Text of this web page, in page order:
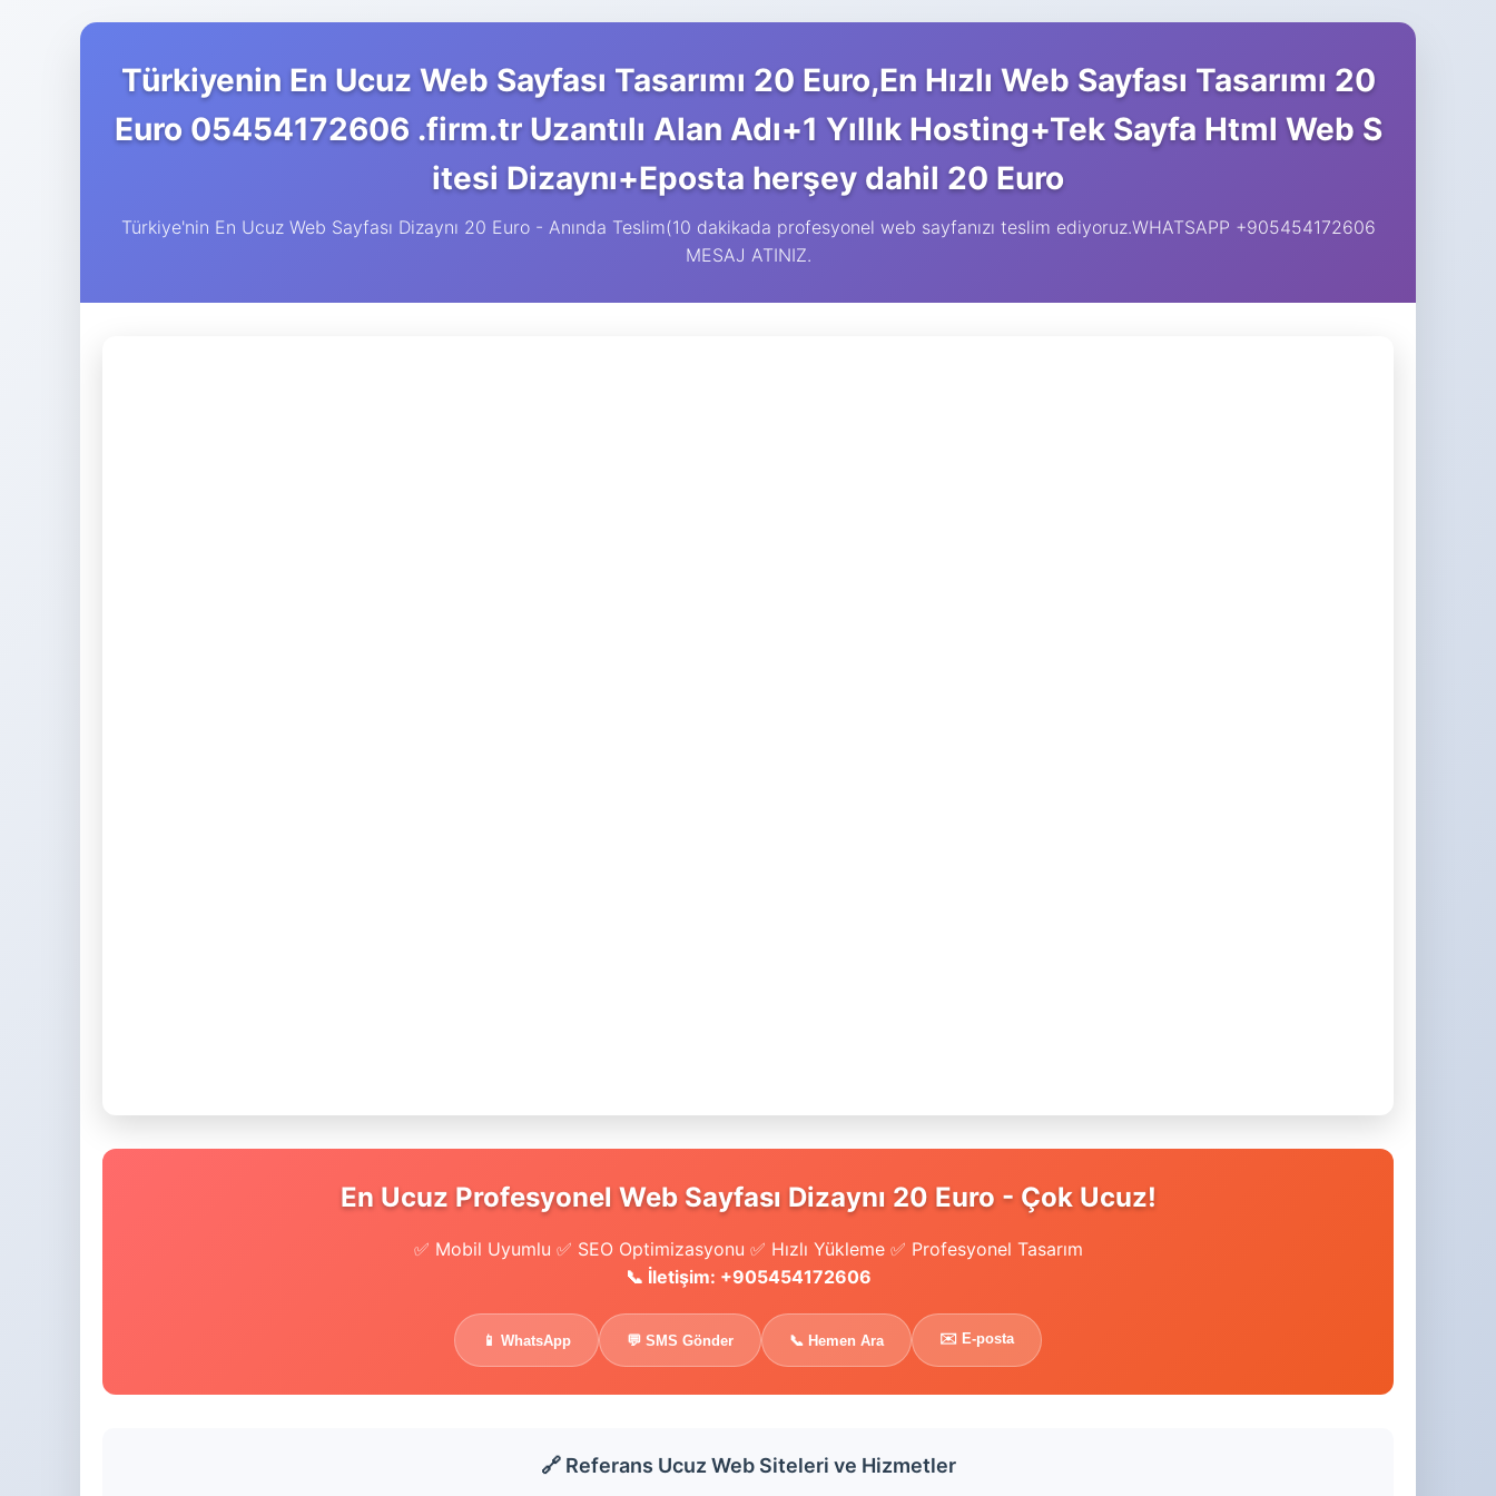
Türkiyenin En Ucuz Web Sayfası Tasarımı 20 Euro,En Hızlı Web Sayfası Tasarımı 20
Euro 05454172606 .firm.tr Uzantılı Alan Adı+1 Yıllık Hosting+Tek Sayfa Html Web S
itesi Dizaynı+Eposta herşey dahil 20 Euro
Türkiye'nin En Ucuz Web Sayfası Dizaynı 20 Euro - Anında Teslim(10 dakikada profesyonel web sayfanızı teslim ediyoruz.WHATSAPP +905454172606
MESAJ ATINIZ.
En Ucuz Profesyonel Web Sayfası Dizaynı 20 Euro - Çok Ucuz!
✅ Mobil Uyumlu ✅ SEO Optimizasyonu ✅ Hızlı Yükleme ✅ Profesyonel Tasarım
📞 İletişim: +905454172606
📱 WhatsApp 💬 SMS Gönder 📞 Hemen Ara ✉️ E-posta
🔗 Referans Ucuz Web Siteleri ve Hizmetler